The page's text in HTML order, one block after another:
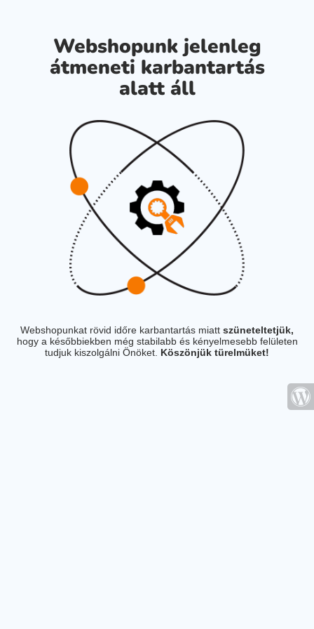
Webshopunk jelenleg
átmeneti karbantartás
alatt áll
Webshopunkat rövid időre karbantartás miatt szüneteltetjük,
hogy a későbbiekben még stabilabb és kényelmesebb felületen
tudjuk kiszolgálni Önöket. Köszönjük türelmüket!